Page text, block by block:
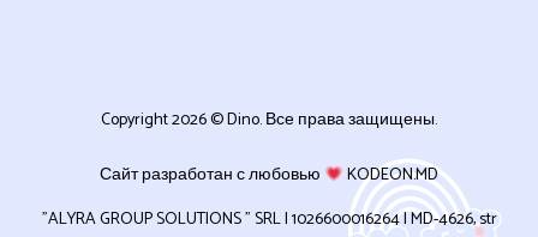
Copyright 2026 © Dino. Все права защищены.
Сайт разработан с любовью
KODEON.MD
”ALYRA GROUP SOLUTIONS ” SRL | 1026600016264 | MD-4626, str